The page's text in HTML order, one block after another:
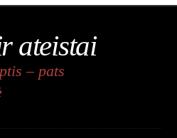
ateistai
– pats